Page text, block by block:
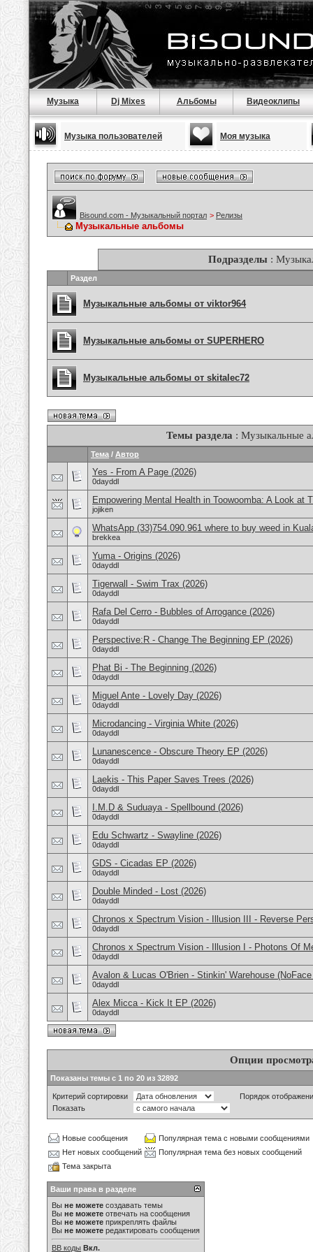
Музыка Dj Mixes Альбомы Видеоклипы
Музыка пользователей Моя музыка
Bisound.com - Музыкальный портал > Релизы
Музыкальные альбомы
Подразделы:
Раздел
Музыкальные альбомы от viktor964
Музыкальные альбомы от SUPERHERO
Музыкальные альбомы от skitalec72
Темы раздела : Музыкальные
Тема / Автор
Yes - From A Page (2026)
0dayddl
Empowering Mental Health in Toowoomba: A Look at
jojiken
WhatsApp (33)754.090.961 where to buy weed in
brekkea
Yuma - Origins (2026)
0dayddl
Tigerwall - Swim Trax (2026)
0dayddl
Rafa Del Cerro - Bubbles of Arrogance (2026)
0dayddl
Perspective:R - Change The Beginning EP (2026)
0dayddl
Phat Bi - The Beginning (2026)
0dayddl
Miguel Ante - Lovely Day (2026)
0dayddl
Microdancing - Virginia White (2026)
0dayddl
Lunanescence - Obscure Theory EP (2026)
0dayddl
Laekis - This Paper Saves Trees (2026)
0dayddl
I.M.D & Suduaya - Spellbound (2026)
0dayddl
Edu Schwartz - Swayline (2026)
0dayddl
GDS - Cicadas EP (2026)
0dayddl
Double Minded - Lost (2026)
0dayddl
Chronos x Spectrum Vision - Illusion III - Reverse
0dayddl
Chronos x Spectrum Vision - Illusion I - Photons Of
0dayddl
Avalon & Lucas O'Brien - Stinkin' Warehouse
0dayddl
Alex Micca - Kick It EP (2026)
0dayddl
Опции
Показаны темы с 1 по 20 из 32892
Критерий сортировки
Порядок
Показать
Новые сообщения
Популярная тема с новыми сообщениями
Нет новых сообщений
Популярная тема без новых сообщений
Тема закрыта
Ваши права в разделе
Вы не можете создавать темы
Вы не можете отвечать на сообщения
Вы не можете прикреплять файлы
Вы не можете редактировать сообщения
BB коды Вкл.